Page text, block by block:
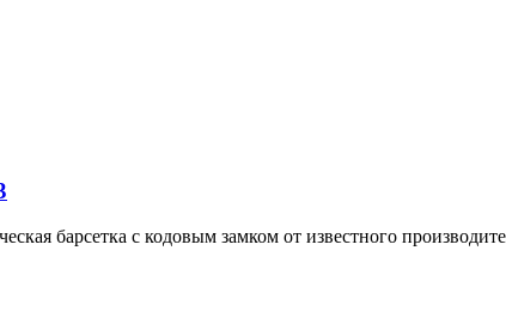
барсетка с кодовым замком от известного